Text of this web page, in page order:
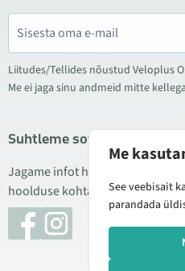
Liitudes/Tellides nõustud Veloplus
Me ei jaga sinu andmeid mitte
Suhtleme sotsiaalmeedias
Jagame infot hea hinna
hoolduse kohta. Mõnikord
Me
See veebisait
parandada